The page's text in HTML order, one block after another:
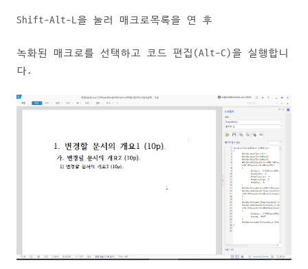
Shift-Alt-L을 눌러 매크로목록을 연 후
녹화된 매크로를 선택하고 코드 편집(Alt-C)을 실행합니
다.